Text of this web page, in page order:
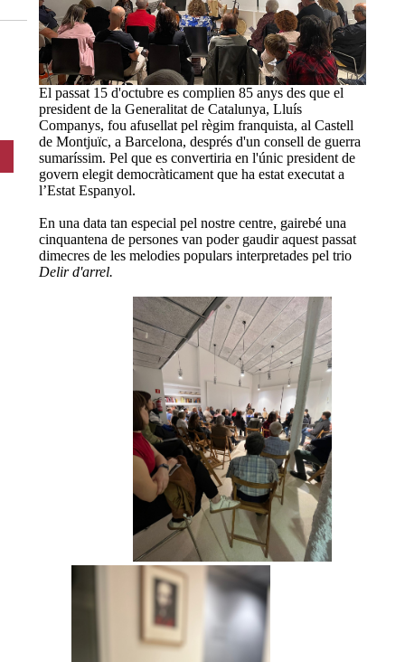
El passat 15 d'octubre es complien 85 anys des que el
president de la Generalitat de Catalunya, Lluís
Companys, fou afusellat pel règim franquista, al Castell
de Montjuïc, a Barcelona, després d'un consell de guerra
sumaríssim. Pel que es convertiria en l'únic president de
govern elegit democràticament que ha estat executat a
l’Estat Espanyol.
En una data tan especial pel nostre centre, gairebé una
cinquantena de persones van poder gaudir aquest passat
dimecres de les melodies populars interpretades pel trio
Delir d'arrel.